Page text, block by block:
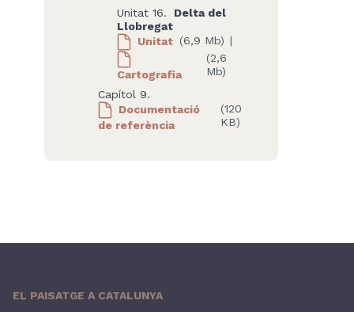
Unitat 16.
Delta del
Llobregat
Unitat (6,9 Mb) |
Cartografia
(2,6
Mb)
Capítol 9.
Documentació
de referència
(120
KB)
EL PAISATGE A CATALUNYA